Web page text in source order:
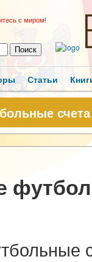
с миром!
Статьи
счета